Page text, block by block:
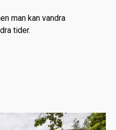
man kan vandra
tider.